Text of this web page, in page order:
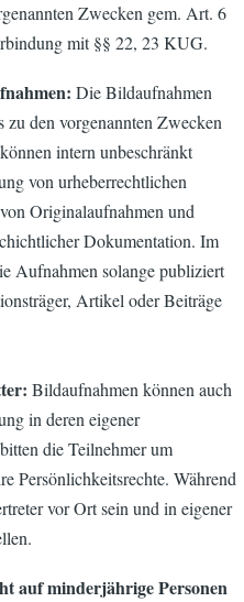
Zwecken gem. Art. 6
mit §§ 22, 23 KUG.
Die Bildaufnahmen
zu den vorgenannten Zwecken
intern unbeschränkt
von urheberrechtlichen
Originalaufnahmen und
Dokumentation. Im
Aufnahmen solange publiziert
Artikel oder Beiträge
Bildaufnahmen können auch
in deren eigener
die Teilnehmer um
Persönlichkeitsrechte. Während
vor Ort sein und in eigener
auf minderjährige Personen